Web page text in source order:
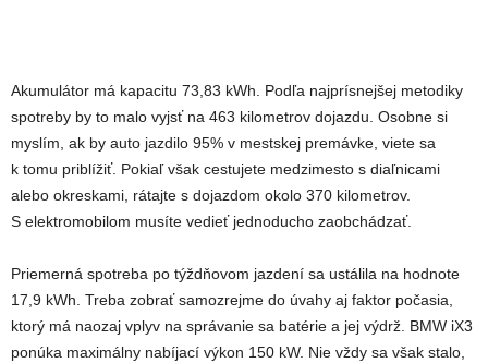
Akumulátor má kapacitu 73,83 kWh. Podľa najprísnejšej metodiky
spotreby by to malo vyjsť na 463 kilometrov dojazdu. Osobne si
myslím, ak by auto jazdilo 95% v mestskej premávke, viete sa
k tomu priblížiť. Pokiaľ však cestujete medzimesto s diaľnicami
alebo okreskami, rátajte s dojazdom okolo 370 kilometrov.
S elektromobilom musíte vedieť jednoducho zaobchádzať.
Priemerná spotreba po týždňovom jazdení sa ustálila na hodnote
17,9 kWh. Treba zobrať samozrejme do úvahy aj faktor počasia,
ktorý má naozaj vplyv na správanie sa batérie a jej výdrž. BMW iX3
ponúka maximálny nabíjací výkon 150 kW. Nie vždy sa však stalo,